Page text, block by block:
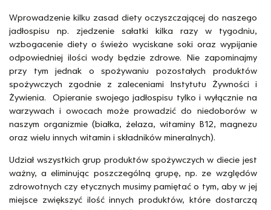
Wprowadzenie kilku zasad diety oczyszczającej do naszego
jadłospisu np. zjedzenie sałatki kilka razy w tygodniu,
wzbogacenie diety o świeżo wyciskane soki oraz wypijanie
odpowiedniej ilości wody będzie zdrowe. Nie zapominajmy
przy tym jednak o spożywaniu pozostałych produktów
spożywczych zgodnie z zaleceniami Instytutu Żywności i
Żywienia. Opieranie swojego jadłospisu tylko i wyłącznie na
warzywach i owocach może prowadzić do niedoborów w
naszym organizmie (białka, żelaza, witaminy B12, magnezu
oraz wielu innych witamin i składników mineralnych).
Udział wszystkich grup produktów spożywczych w diecie jest
ważny, a eliminując poszczególną grupę, np. ze względów
zdrowotnych czy etycznych musimy pamiętać o tym, aby w jej
miejsce zwiększyć ilość innych produktów, które dostarczą